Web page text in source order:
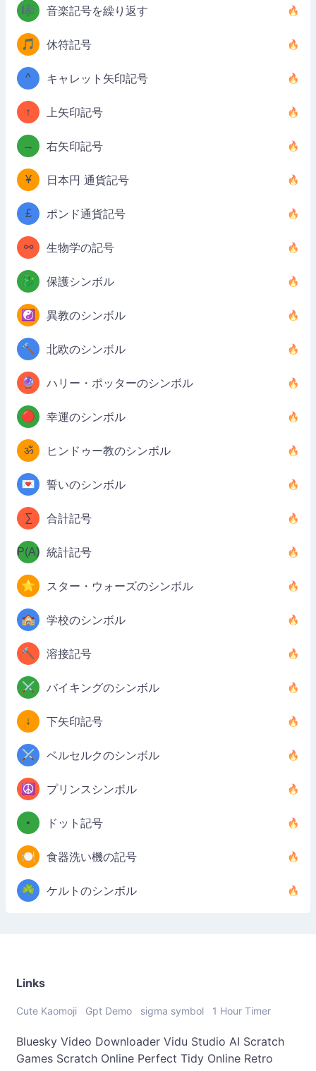
🎼 音楽記号を繰り返す
🎵 休符記号
^ キャレット矢印記号
↑ 上矢印記号
→ 右矢印記号
¥ 日本円 通貨記号
£ ポンド通貨記号
⚯ 生物学の記号
🐉 保護シンボル
☯️ 異教のシンボル
🔨 北欧のシンボル
🔮 ハリー・ポッターのシンボル
🔴 幸運のシンボル
ॐ ヒンドゥー教のシンボル
💌 誓いのシンボル
∑ 合計記号
P(A) 統計記号
⭐ スター・ウォーズのシンボル
🏫 学校のシンボル
🔨 溶接記号
⚔️ バイキングのシンボル
↓ 下矢印記号
⚔️ ベルセルクのシンボル
☮️ プリンスシンボル
• ドット記号
🍽️ 食器洗い機の記号
☘️ ケルトのシンボル
Links
Cute Kaomoji Gpt Demo sigma symbol 1 Hour Timer
Bluesky Video Downloader Vidu Studio AI Scratch
Games Scratch Online Perfect Tidy Online Retro